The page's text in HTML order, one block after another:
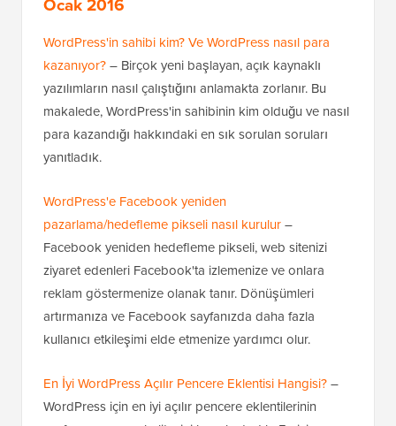
WordPress'in sahibi kim? Ve WordPress nasıl para
kazanıyor?– Birçok yeni başlayan, açık kaynaklı
yazılımların nasıl çalıştığını anlamakta zorlanır. Bu
makalede, WordPress'in sahibinin kim olduğu ve nasıl
para kazandığı hakkındaki en sık sorulan soruları
yanıtladık.
WordPress'e Facebook yeniden
pazarlama/hedefleme pikseli nasıl kurulur–
Facebook yeniden hedefleme pikseli, web sitenizi
ziyaret edenleri Facebook'ta izlemenize ve onlara
reklam göstermenize olanak tanır. Dönüşümleri
artırmanıza ve Facebook sayfanızda daha fazla
kullanıcı etkileşimi elde etmenize yardımcı olur.
En İyi WordPress Açılır Pencere Eklentisi Hangisi?–
WordPress için en iyi açılır pencere eklentilerinin